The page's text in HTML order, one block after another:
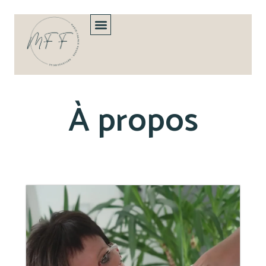
À propos